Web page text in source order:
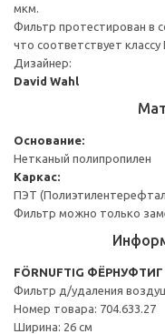
мкм.
Фильтр протестирован в
что соответствует классу
Дизайнер:
David Wahl
Основание:
Нетканый полипропилен
Каркас:
ПЭТ
Фильтр можно только
FÖRNUFTIG ФЁРНУФТИГ
Фильтр д/удаления
Номер товара: 704.633.27
Ширина: 26 см